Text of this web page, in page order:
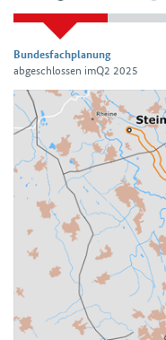
Bundesfachplanung
abgeschlossen imQ2 2025